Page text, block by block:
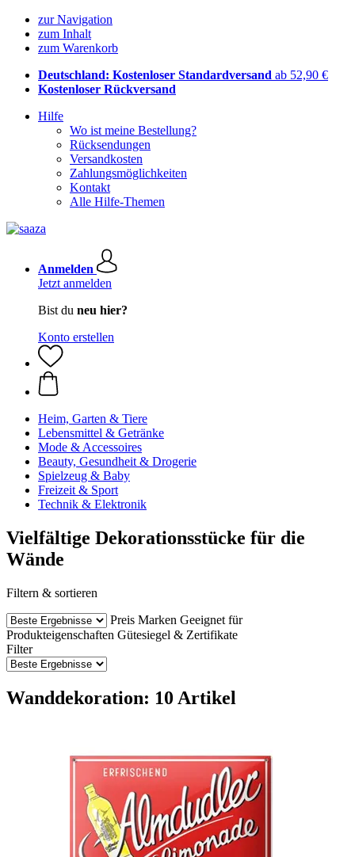
zur Navigation
zum Inhalt
zum Warenkorb
Deutschland: Kostenloser Standardversand ab 52,90 €
Kostenloser Rückversand
Hilfe
Wo ist meine Bestellung?
Rücksendungen
Versandkosten
Zahlungsmöglichkeiten
Kontakt
Alle Hilfe-Themen
Anmelden
Jetzt anmelden
Bist du neu hier?
Konto erstellen
Heim, Garten & Tiere
Lebensmittel & Getränke
Mode & Accessoires
Beauty, Gesundheit & Drogerie
Spielzeug & Baby
Freizeit & Sport
Technik & Elektronik
Vielfältige Dekorationsstücke für die
Wände
Filtern & sortieren
Preis Marken Geeignet für
Produkteigenschaften Gütesiegel & Zertifikate
Filter
Wanddekoration: 10 Artikel